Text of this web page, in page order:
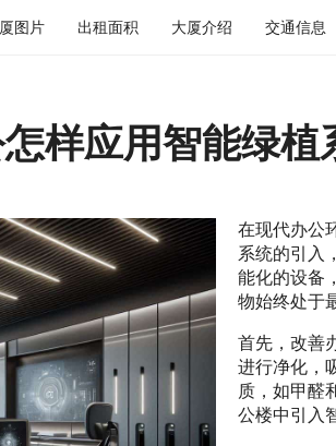
图片 出租面积 大厦介绍 交通信息
样应用智能绿植
在现代办公
系统的引入
能化的设备
物始终处于
首先，改善
进行净化，
质，如甲醛
公楼中引入